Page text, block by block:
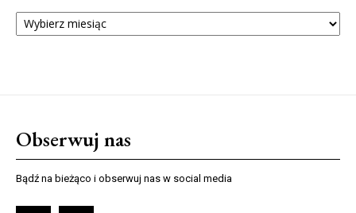
ARCHIWUM
NUMERÓW
Obserwuj nas
Bądź na bieżąco i obserwuj nas w social media